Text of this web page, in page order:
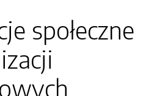
społeczne